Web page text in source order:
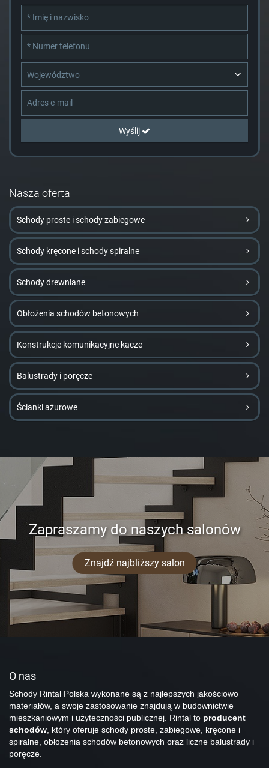
Województwo
Wyślij
Nasza oferta
Schody proste i schody zabiegowe
Schody kręcone i schody spiralne
Schody drewniane
Obłożenia schodów betonowych
Konstrukcje komunikacyjne kacze
Balustrady i poręcze
Ścianki ażurowe
Zapraszamy do naszych salonów
Znajdź najbliższy salon
O nas
Schody Rintal Polska wykonane są z najlepszych jakościowo
materiałów, a swoje zastosowanie znajdują w budownictwie
mieszkaniowym i użyteczności publicznej. Rintal to producent
schodów, który oferuje schody proste, zabiegowe, kręcone i
spiralne, obłożenia schodów betonowych oraz liczne balustrady i
poręcze.